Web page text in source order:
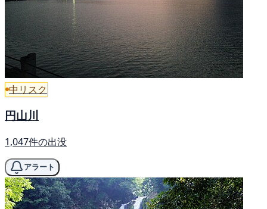
中リスク
円山川
1,047件の出没
アラート